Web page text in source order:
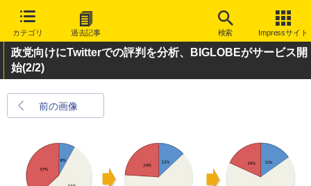
カテゴリ 過去記事 検索 Impressサイト
政党向けにTwitterでの評判を分析、BIGLOBEがサービス開
始(2/2)
前の画像